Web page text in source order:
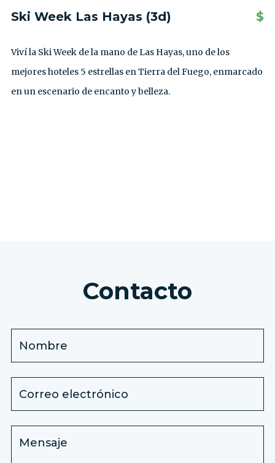
Ski Week Las Hayas (3d) $
Viví la Ski Week de la mano de Las Hayas, uno de los
mejores hoteles 5 estrellas en Tierra del Fuego, enmarcado
en un escenario de encanto y belleza.
Contacto